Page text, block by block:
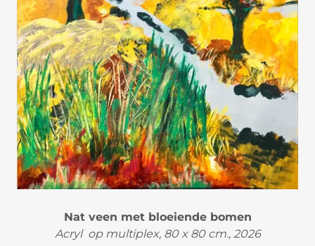
Nat veen met bloeiende bomen
Acryl op multiplex, 80 x 80 cm., 2026